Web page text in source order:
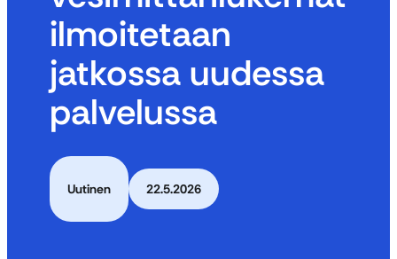
ilmoitetaan
jatkossa uudessa
palvelussa
Uutinen 22.5.2026